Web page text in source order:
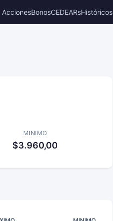
AccionesBonosCEDEARsHistóricos
MINIMO
$3.960,00